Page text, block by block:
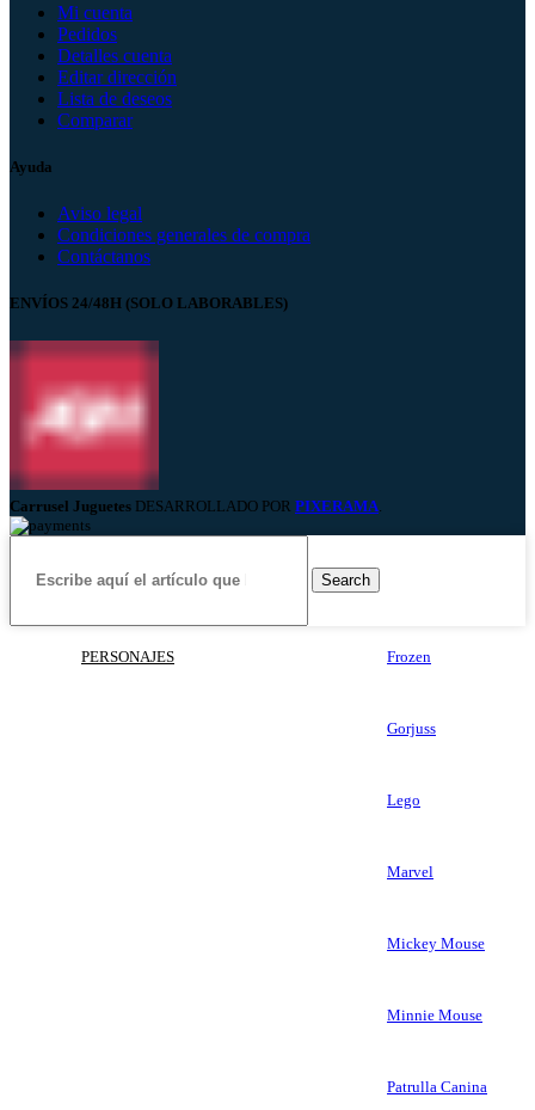
Mi cuenta
Pedidos
Detalles cuenta
Editar dirección
Lista de deseos
Comparar
Ayuda
Aviso legal
Condiciones generales de compra
Contáctanos
ENVÍOS 24/48H (SOLO LABORABLES)
Carrusel Juguetes DESARROLLADO POR PIXERAMA
Search
PERSONAJES Frozen
Gorjuss
Lego
Marvel
Mickey Mouse
Minnie Mouse
Patrulla Canina